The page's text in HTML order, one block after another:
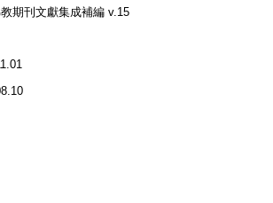
期刊文獻集成補編 v.15